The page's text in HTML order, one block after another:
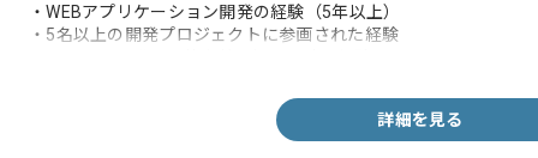
・WEBアプリケーション開発の経験（5年以上）
・5名以上の開発プロジェクトに参画された経験
詳細を見る